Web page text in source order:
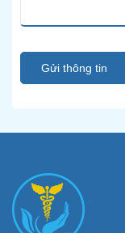
Gửi thông tin